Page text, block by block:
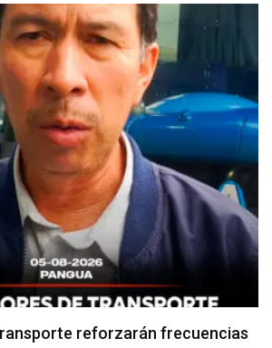
en Pangua fue hallado sin vida